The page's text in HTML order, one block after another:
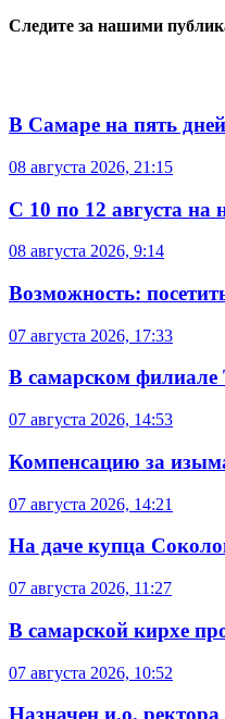
Следите за нашими
В Самаре на пять
08 августа 2026, 21:15
С 10 по 12 августа на
08 августа 2026, 9:14
Возможность:
07 августа 2026, 17:33
В самарском филиале
07 августа 2026, 14:53
Компенсацию за
07 августа 2026, 14:21
На даче купца
07 августа 2026, 11:27
В самарской кирхе
07 августа 2026, 10:52
Назначен и.о.